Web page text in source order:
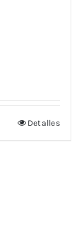
Detalles